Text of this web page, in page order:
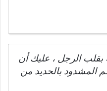
بقلب الرجل ، عليك أن
المشدود بالحديد من